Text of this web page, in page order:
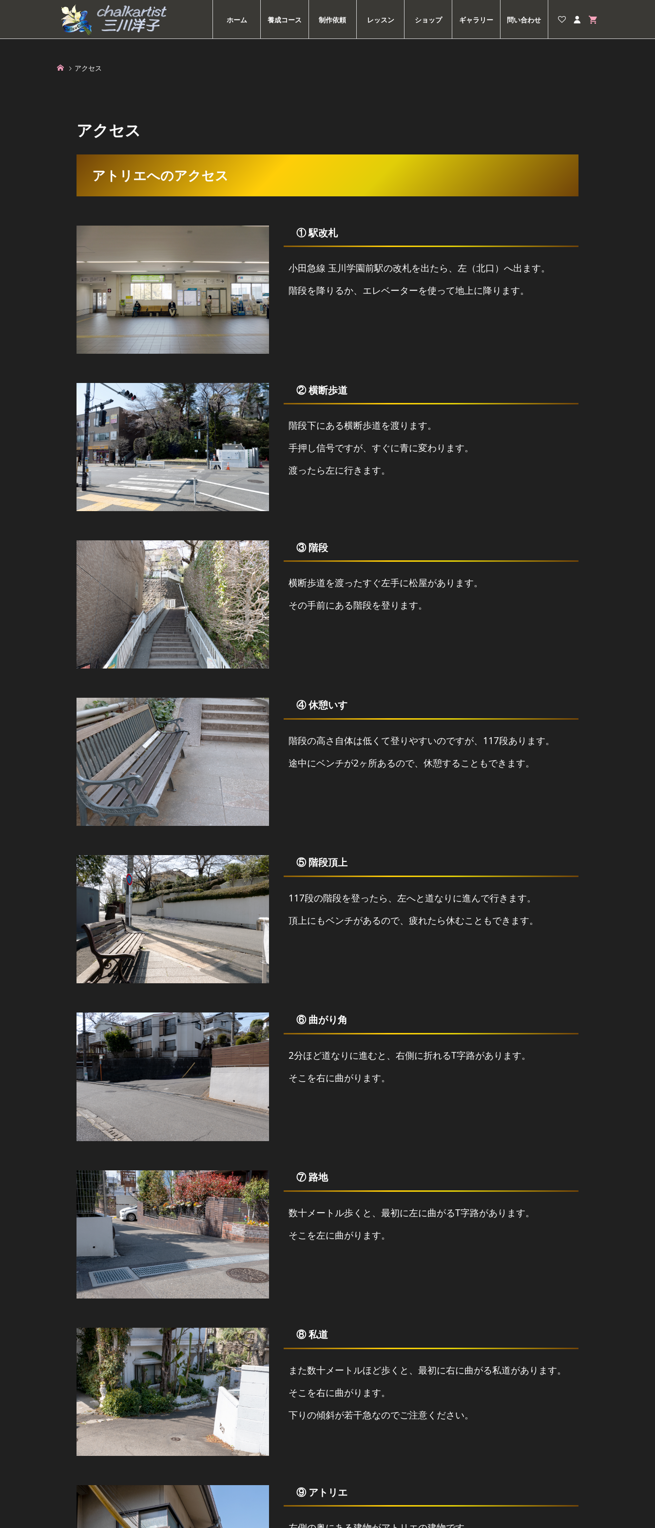
ホーム 養成コース 制作依頼 レッスン ショップ ギャラリー 問い合わせ
アクセス
アクセス
アトリエへのアクセス
① 駅改札
小田急線 玉川学園前駅の改札を出たら、左（北口）へ出ます。
階段を降りるか、エレベーターを使って地上に降ります。
② 横断歩道
階段下にある横断歩道を渡ります。
手押し信号ですが、すぐに青に変わります。
渡ったら左に行きます。
③ 階段
横断歩道を渡ったすぐ左手に松屋があります。
その手前にある階段を登ります。
④ 休憩いす
階段の高さ自体は低くて登りやすいのですが、117段あります。
途中にベンチが2ヶ所あるので、休憩することもできます。
⑤ 階段頂上
117段の階段を登ったら、左へと道なりに進んで行きます。
頂上にもベンチがあるので、疲れたら休むこともできます。
⑥ 曲がり角
2分ほど道なりに進むと、右側に折れるT字路があります。
そこを右に曲がります。
⑦ 路地
数十メートル歩くと、最初に左に曲がるT字路があります。
そこを左に曲がります。
⑧ 私道
また数十メートルほど歩くと、最初に右に曲がる私道があります。
そこを右に曲がります。
下りの傾斜が若干急なのでご注意ください。
⑨ アトリエ